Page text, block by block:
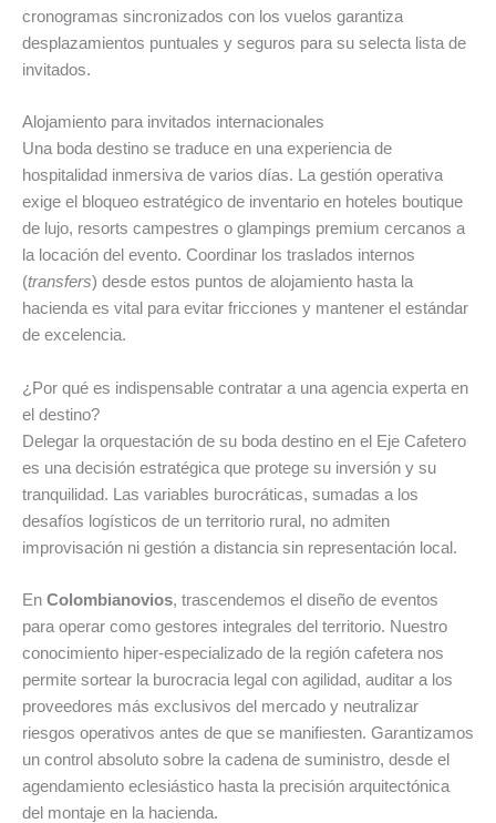
cronogramas sincronizados con los vuelos garantiza
desplazamientos puntuales y seguros para su selecta lista de
invitados.
Alojamiento para invitados internacionales
Una boda destino se traduce en una experiencia de
hospitalidad inmersiva de varios días. La gestión operativa
exige el bloqueo estratégico de inventario en hoteles boutique
de lujo, resorts campestres o glampings premium cercanos a
la locación del evento. Coordinar los traslados internos
(transfers) desde estos puntos de alojamiento hasta la
hacienda es vital para evitar fricciones y mantener el estándar
de excelencia.
¿Por qué es indispensable contratar a una agencia experta en
el destino?
Delegar la orquestación de su boda destino en el Eje Cafetero
es una decisión estratégica que protege su inversión y su
tranquilidad. Las variables burocráticas, sumadas a los
desafíos logísticos de un territorio rural, no admiten
improvisación ni gestión a distancia sin representación local.
En Colombianovios, trascendemos el diseño de eventos
para operar como gestores integrales del territorio. Nuestro
conocimiento hiper-especializado de la región cafetera nos
permite sortear la burocracia legal con agilidad, auditar a los
proveedores más exclusivos del mercado y neutralizar
riesgos operativos antes de que se manifiesten. Garantizamos
un control absoluto sobre la cadena de suministro, desde el
agendamiento eclesiástico hasta la precisión arquitectónica
del montaje en la hacienda.